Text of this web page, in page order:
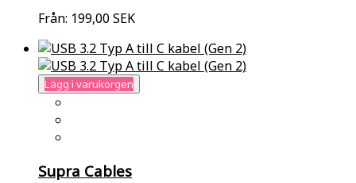
Från: 199,00 SEK
Lägg i varukorgen
Supra Cables